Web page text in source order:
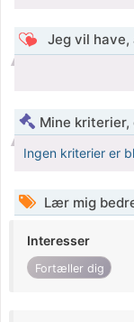
Jeg vil
Mine
Ingen kriterier er
Lær mig
Interesser
Fortæller dig